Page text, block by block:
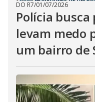
DO R7/01/07/2026
Polícia
levam medo
um bairro de